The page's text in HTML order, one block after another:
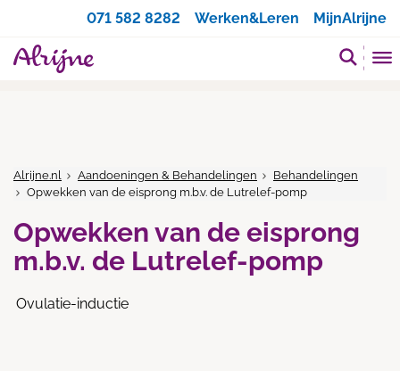
071 582 8282
Werken&Leren MijnAlrijne
Alrijne.nl Aandoeningen & Behandelingen
Behandelingen
Opwekken van de eisprong m.b.v. de Lutrelef-pomp
Opwekken van de eisprong
m.b.v. de Lutrelef-pomp
Ovulatie-inductie